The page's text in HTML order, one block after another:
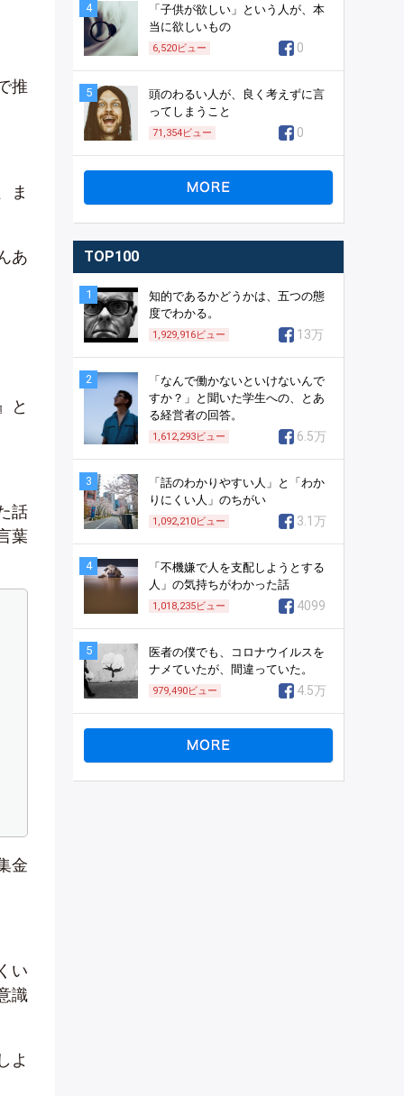
推
ま
あ
』と
話
葉
金
い
識
よ
4
「子供が欲しい」という人が、本
当に欲しいもの
6,520ビュー 0
5
頭のわるい人が、良く考えずに言
ってしまうこと
71,354ビュー 0
TOP100
1
知的であるかどうかは、五つの態
度でわかる。
1,929,916ビュー 13万
2
「なんで働かないといけないんで
すか？」と聞いた学生への、とあ
る経営者の回答。
1,612,293ビュー 6.5万
3
「話のわかりやすい人」と「わか
りにくい人」のちがい
1,092,210ビュー 3.1万
4
「不機嫌で人を支配しようとする
人」の気持ちがわかった話
1,018,235ビュー 4099
5
医者の僕でも、コロナウイルスを
ナメていたが、間違っていた。
979,490ビュー 4.5万